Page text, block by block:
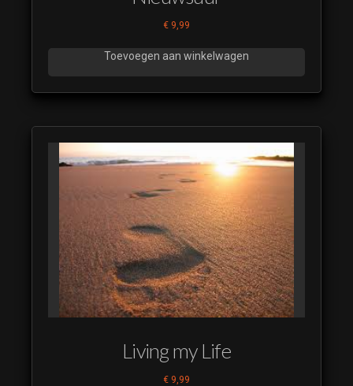
€ 9,99
Toevoegen aan winkelwagen
Living my Life
€ 9,99